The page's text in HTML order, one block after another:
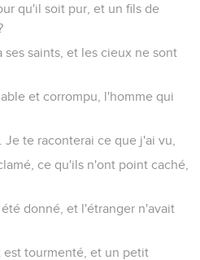
qu'il soit pur, et un fils de
ses saints, et les cieux ne sont
et corrompu, l'homme qui
te raconterai ce que j'ai vu,
ce qu'ils n'ont point caché,
donné, et l'étranger n'avait
est tourmenté, et un petit